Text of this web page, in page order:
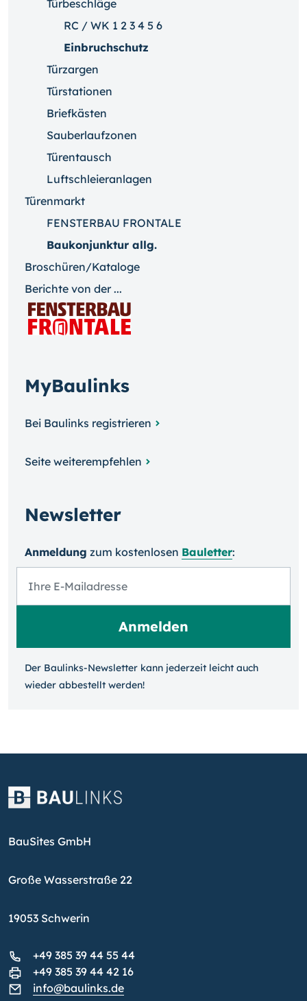
Türbeschläge
RC / WK 1 2 3 4 5 6
Einbruchschutz
Türzargen
Türstationen
Briefkästen
Sauberlaufzonen
Türentausch
Luftschleieranlagen
Türenmarkt
FENSTERBAU FRONTALE
Baukonjunktur allg.
Broschüren/Kataloge
Berichte von der ...
MyBaulinks
Bei Baulinks registrieren
Seite weiterempfehlen
Newsletter
Anmeldung zum kosten­losen Bauletter:
Der Baulinks-Newsletter kann jeder­zeit leicht auch
wieder ab­bestellt werden!
BauSites GmbH
Große Wasserstraße 22
19053 Schwerin
+49 385 39 44 55 44
+49 385 39 44 42 16
info@baulinks.de